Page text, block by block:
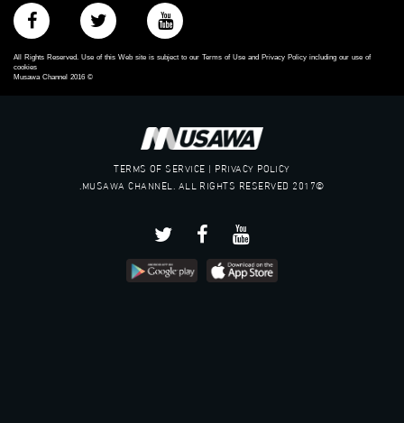
All Rights Reserved. Use of this Web site is subject to our Terms of Use and Privacy Policy including our use of
cookies
©
2016
TERMS OF SERVICE | PRIVACY POLICY
©2017 MUSAWA CHANNEL. ALL RIGHTS RESERVED.